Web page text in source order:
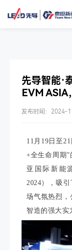
先导智能·
EVM ASIA
发布时间：2024-
11月19日至
+全生命周期
亚国际新能
2024），吸
场气氛热烈，
智造的强大实